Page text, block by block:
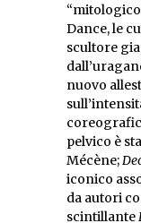
Dance, le
scultore
nuovo
pelvico è
Mécène;
iconico
da autori
scintillante